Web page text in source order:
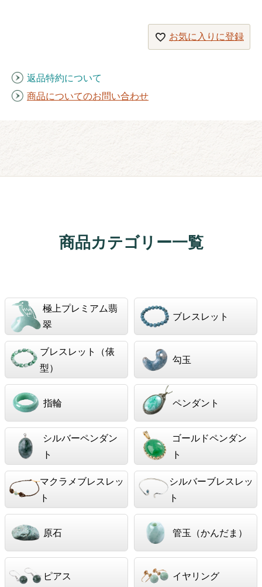
お気に入りに登録
返品特約について
商品についてのお問い合わせ
商品カテゴリー一覧
極上プレミアム翡
翠
ブレスレット
ブレスレット（俵
型）
勾玉
指輪 ペンダント
シルバーペンダン
ト
ゴールドペンダン
ト
マクラメブレスレッ
ト
シルバーブレスレッ
ト
原石 管玉（かんだま）
ピアス イヤリング